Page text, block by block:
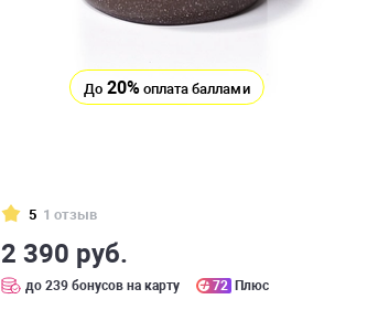
До 20% оплата баллами
5 1 отзыв
2 390 руб.
до 239 бонусов на карту 72 Плюс